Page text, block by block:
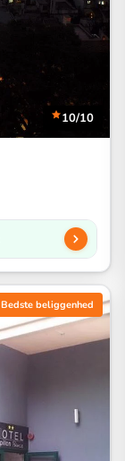
10/10
Bedste beliggenhed